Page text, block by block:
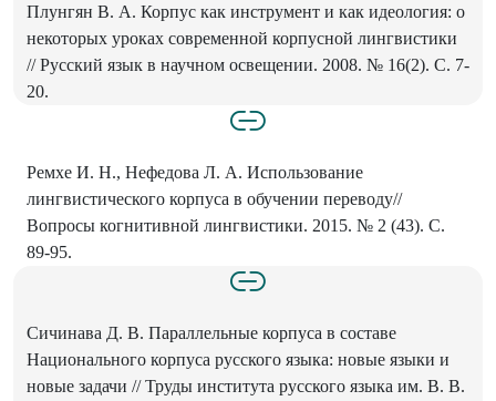
Плунгян В. А. Корпус как инструмент и как идеология: о
некоторых уроках современной корпусной лингвистики
// Русский язык в научном освещении. 2008. № 16(2). С. 7-
20.
Ремхе И. Н., Нефедова Л. А. Использование
лингвистического корпуса в обучении переводу//
Вопросы когнитивной лингвистики. 2015. № 2 (43). С.
89-95.
Сичинава Д. В. Параллельные корпуса в составе
Национального корпуса русского языка: новые языки и
новые задачи // Труды института русского языка им. В. В.